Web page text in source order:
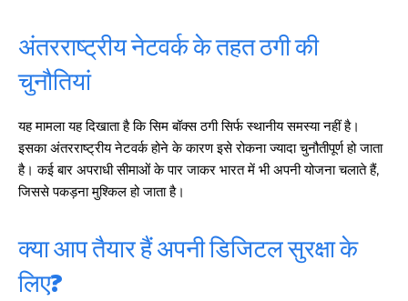
अंतरराष्ट्रीय नेटवर्क के तहत ठगी की
चुनौतियां
यह मामला यह दिखाता है कि सिम बॉक्स ठगी सिर्फ स्थानीय समस्या नहीं है।
इसका अंतरराष्ट्रीय नेटवर्क होने के कारण इसे रोकना ज्यादा चुनौतीपूर्ण हो जाता
है। कई बार अपराधी सीमाओं के पार जाकर भारत में भी अपनी योजना चलाते हैं,
जिससे पकड़ना मुश्किल हो जाता है।
क्या आप तैयार हैं अपनी डिजिटल सुरक्षा के
लिए?